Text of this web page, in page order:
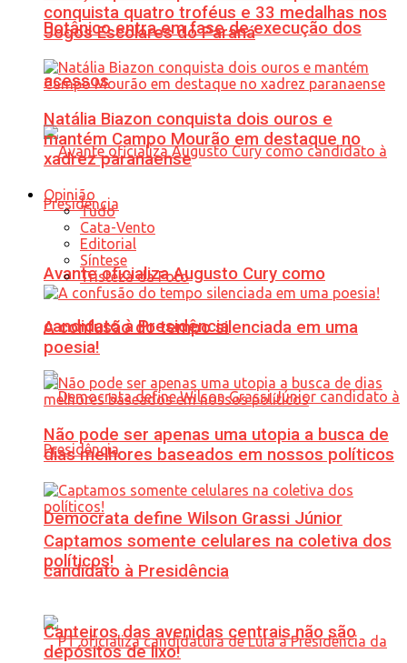
Botânico entra em fase de execução dos
acessos
Avante oficializa Augusto Cury como
candidato à Presidência
Democrata define Wilson Grassi Júnior
candidato à Presidência
conquista quatro troféus e 33 medalhas nos
Jogos Escolares do Paraná
Natália Biazon conquista dois ouros e
mantém Campo Mourão em destaque no
xadrez paranaense
Opinião
Tudo
Cata-Vento
Editorial
Síntese
Tristeza da Foto
A confusão do tempo silenciada em uma
poesia!
Não pode ser apenas uma utopia a busca de
dias melhores baseados em nossos políticos
Captamos somente celulares na coletiva dos
políticos!
Canteiros das avenidas centrais não são
depósitos de lixo!